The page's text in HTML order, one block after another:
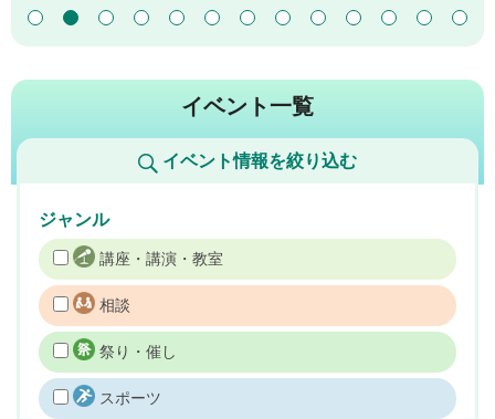
イベント一覧
イベント情報を絞り込む
ジャンル
講座・講演・教室
相談
祭り・催し
スポーツ